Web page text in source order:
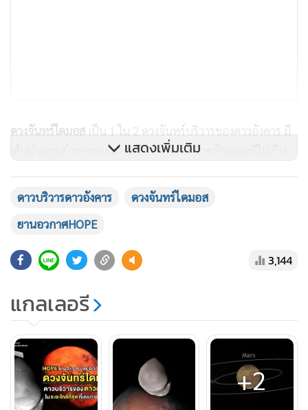
ดวงจันทร์ไดมอส เป็น 1 ใน 2 ดวงจันทร์บริวารของดาวอังคาร มี
เส้นผ่านศูนย์กลางประมาณ 12 กิโลเมตร ด้วยลักษณะที่ไม่เป็น
ทั้ง 2 ดวงนี้อาจไม่ได้ถือกำเนิดขึ้นมาพร้อมกับดาวอังคาร แต่น่า
ของดาวอังคารดึงดูดเอาไว้ กลายมาเป็นดวงจันทร์ขนาดเล็กทั้ง 2
ดวงนี้
การมีภาพถ่ายที่คมชัดนี้ จึงทำให้นักดาราศาสตร์มีข้อมูลที่
จะหาคำตอบได้มากยิ่งขึ้น
แสดงเพิ่มเติม
ดาวบริวารดาวอังคาร
ดวงจันทร์ไดมอส
ยานอวกาศHOPE
3,144
แกลเลอรี
+2